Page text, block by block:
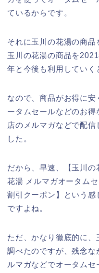
ているからです。
それに玉川の花湯の商
玉川の花湯の商品を
年と今後も利用していく
なので、商品がお得に安
ータムセールなどのお
店のメルマガなどで配信
した。
だから、早速、【玉川
花湯 メルマガオータム
割引クーポン】という感
ですよね。
ただ、かなり徹底的に
調べたのですが、残念な
ルマガなどでオータム